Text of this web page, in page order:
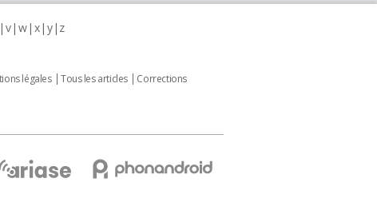
v w x y z
légales Tous les articles
Corrections